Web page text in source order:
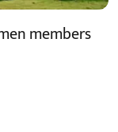
members